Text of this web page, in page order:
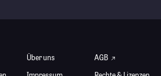
Über uns
AGB